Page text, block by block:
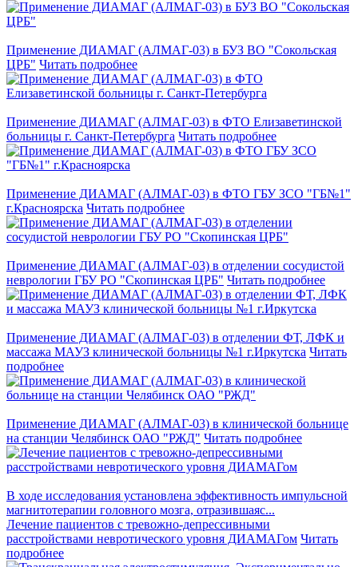
Применение ДИАМАГ (АЛМАГ-03) в БУЗ ВО "Сокольская
ЦРБ" Читать подробнее
Применение ДИАМАГ (АЛМАГ-03) в ФТО Елизаветинской
больницы г. Санкт-Петербурга Читать подробнее
Применение ДИАМАГ (АЛМАГ-03) в ФТО ГБУ ЗСО "ГБ№1"
г.Красноярска Читать подробнее
Применение ДИАМАГ (АЛМАГ-03) в отделении сосудистой
неврологии ГБУ РО "Скопинская ЦРБ" Читать подробнее
Применение ДИАМАГ (АЛМАГ-03) в отделении ФТ, ЛФК и
массажа МАУЗ клинической больницы №1 г.Иркутска Читать
подробнее
Применение ДИАМАГ (АЛМАГ-03) в клинической больнице
на станции Челябинск ОАО "РЖД" Читать подробнее
В ходе исследования установлена эффективность импульсной
магнитотерапии головного мозга, отразившаяс...
Лечение пациентов с тревожно-депрессивными
расстройствами невротического уровня ДИАМАГом Читать
подробнее